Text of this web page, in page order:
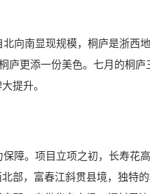
南显现规模，桐庐是浙西
庐更添一份美色。七月的桐
提升。
。项目立项之初，长寿花
部，富春江斜贯县境，独特